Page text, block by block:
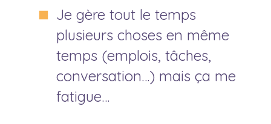
Je gère tout le temps
plusieurs choses en même
temps (emplois, tâches,
conversation…) mais ça me
fatigue…